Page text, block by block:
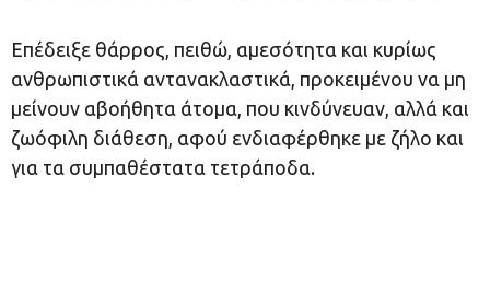
Επέδειξε θάρρος, πειθώ, αμεσότητα και κυρίως
ανθρωπιστικά αντανακλαστικά, προκειμένου να μη
μείνουν αβοήθητα άτομα, που κινδύνευαν, αλλά και
ζωόφιλη διάθεση, αφού ενδιαφέρθηκε με ζήλο και
για τα συμπαθέστατα τετράποδα.